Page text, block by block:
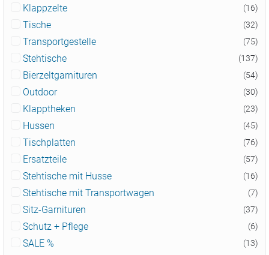
Klappzelte (16)
Tische (32)
Transportgestelle (75)
Stehtische (137)
Bierzeltgarnituren (54)
Outdoor (30)
Klapptheken (23)
Hussen (45)
Tischplatten (76)
Ersatzteile (57)
Stehtische mit Husse (16)
Stehtische mit Transportwagen (7)
Sitz-Garnituren (37)
Schutz + Pflege (6)
SALE % (13)